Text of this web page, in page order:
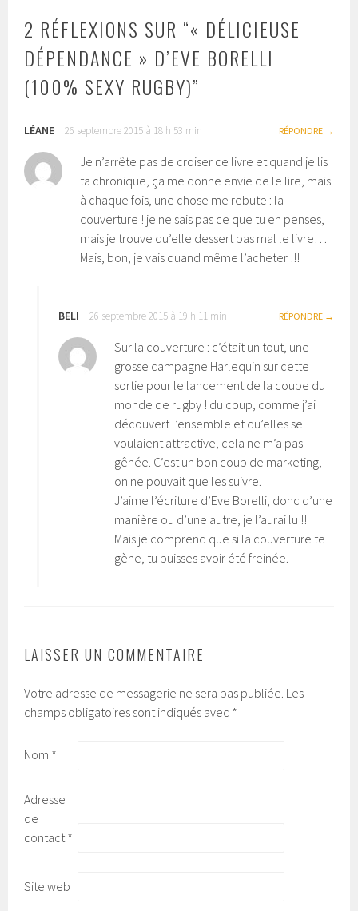
2 RÉFLEXIONS SUR “« DÉLICIEUSE
DÉPENDANCE » D’EVE BORELLI
(100% SEXY RUGBY)”
LÉANE 26 septembre 2015 à 18 h 53 min RÉPONDRE
Je n’arrête pas de croiser ce livre et quand je lis
ta chronique, ça me donne envie de le lire, mais
à chaque fois, une chose me rebute : la
couverture ! je ne sais pas ce que tu en penses,
mais je trouve qu’elle dessert pas mal le livre…
Mais, bon, je vais quand même l’acheter !!!
BELI 26 septembre 2015 à 19 h 11 min RÉPONDRE
Sur la couverture : c’était un tout, une
grosse campagne Harlequin sur cette
sortie pour le lancement de la coupe du
monde de rugby ! du coup, comme j’ai
découvert l’ensemble et qu’elles se
voulaient attractive, cela ne m’a pas
gênée. C’est un bon coup de marketing,
on ne pouvait que les suivre.
J’aime l’écriture d’Eve Borelli, donc d’une
manière ou d’une autre, je l’aurai lu !!
Mais je comprend que si la couverture te
gène, tu puisses avoir été freinée.
LAISSER UN COMMENTAIRE
Votre adresse de messagerie ne sera pas publiée. Les
champs obligatoires sont indiqués avec *
Nom *
Adresse
de
contact *
Site web